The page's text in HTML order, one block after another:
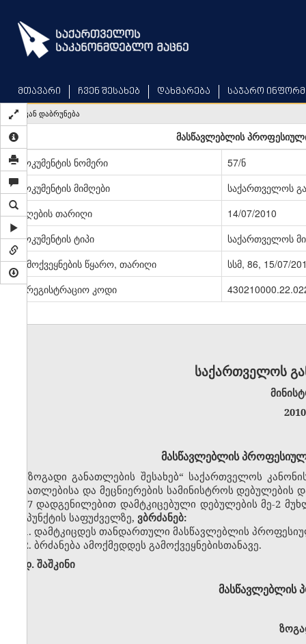
main
content
მთავარი ჩვენ შესახებ დახმარება საჯარო
უკან დაბრუნება
მასწავლებლის პროფესიული
დოკუმენტის ნომერი
57/ნ
დოკუმენტის მიმღები
საქართველოს
მიღების თარიღი
14/07/2010
დოკუმენტის ტიპი
საქართველოს
გამოქვეყნების წყარო, თარიღი
სსმ, 86, 15/07/
სარეგისტრაციო კოდი
საქართველოს
მასწავლებლის
„ზოგადი განათლების შესახებ“ საქართველოს
განათლებისა და მეცნიერების სამინისტროს დებულების
№37 დადგენილებით დამტკიცებული დებულების მე-2
ქვეპუნქტის საფუძველზე, ვბრძანებ:
1. დამტკიცდეს თანდართული მასწავლებლის
2. ბრძანება ამოქმედდეს გამოქვეყნებისთანავე.
დ. შაშკინი
მასწავლებლის